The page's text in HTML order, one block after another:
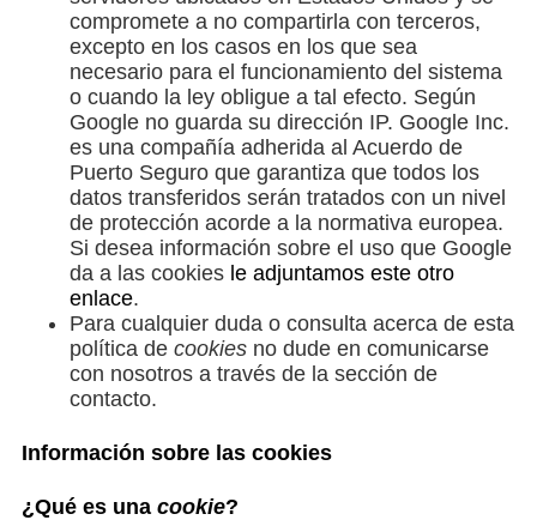
compromete a no compartirla con terceros,
excepto en los casos en los que sea
necesario para el funcionamiento del sistema
o cuando la ley obligue a tal efecto. Según
Google no guarda su dirección IP. Google Inc.
es una compañía adherida al Acuerdo de
Puerto Seguro que garantiza que todos los
datos transferidos serán tratados con un nivel
de protección acorde a la normativa europea.
Si desea información sobre el uso que Google
da a las cookies le adjuntamos este otro
enlace.
Para cualquier duda o consulta acerca de esta
política de cookies no dude en comunicarse
con nosotros a través de la sección de
contacto.
Información sobre las cookies
¿Qué es una cookie?